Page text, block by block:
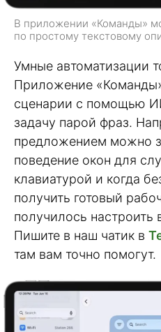
В приложении «Команды»
по простому текстовому
Умные автоматизации
Приложение
сценарии с помощью
задачу парой фраз.
предложением можно
поведение окон для
клавиатурой и когда
получить готовый
получилось настроить
Пишите в наш чатик в
там вам точно помогут.